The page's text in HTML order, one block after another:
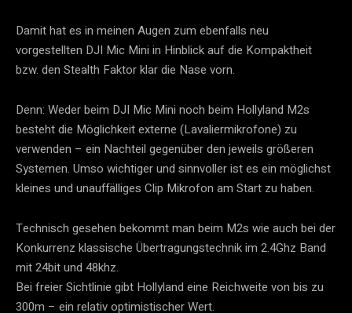
Damit hat es in meinen Augen zum ebenfalls neu
vorgestellten DJI Mic Mini in Hinblick auf die Kompaktheit
bzw. den Stealth Faktor klar die Nase vorn.
Denn: Weder beim DJI Mic Mini noch beim Hollyland M2s
besteht die Möglichkeit externe (Lavaliermikrofone) zu
verwenden – ein Nachteil gegenüber den jeweils größeren
Systemen. Umso wichtiger und sinnvoller ist es ein möglichst
kleines und unauffälliges Clip Mikrofon am Start zu haben.
Technisch gesehen bekommt man beim M2s wie auch bei der
Konkurrenz klassische Übertragungstechnik im 2.4Ghz Band
mit 24bit und 48khz.
Bei freier Sichtlinie gibt Hollyland eine Reichweite von bis zu
300m – ein relativ optimistischer Wert.